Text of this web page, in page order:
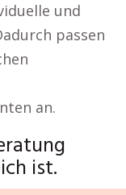
und
passen
an.
ist.